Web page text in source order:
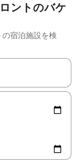
ントのバケ
宿泊施設を検
ーを使って移動するか